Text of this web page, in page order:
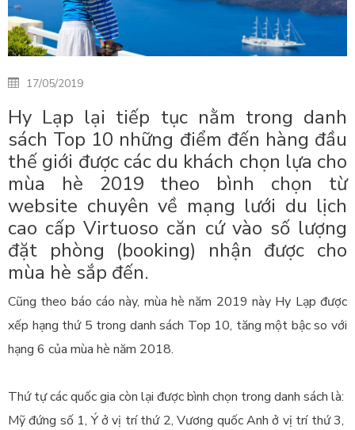
17/05/2019
Hy Lạp lại tiếp tục nằm trong danh
sách Top 10 những điểm đến hàng đầu
thế giới được các du khách chọn lựa cho
mùa hè 2019 theo bình chọn từ
website chuyên về mạng lưới du lịch
cao cấp Virtuoso căn cứ vào số lượng
đặt phòng (booking) nhận được cho
mùa hè sắp đến.
Cũng theo báo cáo này, mùa hè năm 2019 này Hy Lạp được
xếp hạng thứ 5 trong danh sách Top 10, tăng một bậc so với
hạng 6 của mùa hè năm 2018.
Thứ tự các quốc gia còn lại được bình chọn trong danh sách là:
Mỹ đứng số 1, Ý ở vị trí thứ 2, Vương quốc Anh ở vị trí thứ 3,